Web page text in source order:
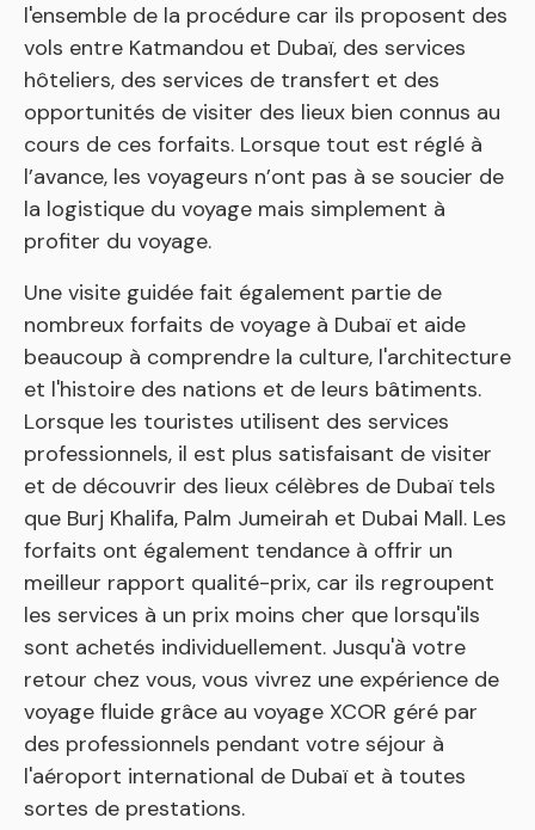
l'ensemble de la procédure car ils proposent des
vols entre Katmandou et Dubaï, des services
hôteliers, des services de transfert et des
opportunités de visiter des lieux bien connus au
cours de ces forfaits. Lorsque tout est réglé à
l’avance, les voyageurs n’ont pas à se soucier de
la logistique du voyage mais simplement à
profiter du voyage.
Une visite guidée fait également partie de
nombreux forfaits de voyage à Dubaï et aide
beaucoup à comprendre la culture, l'architecture
et l'histoire des nations et de leurs bâtiments.
Lorsque les touristes utilisent des services
professionnels, il est plus satisfaisant de visiter
et de découvrir des lieux célèbres de Dubaï tels
que Burj Khalifa, Palm Jumeirah et Dubai Mall. Les
forfaits ont également tendance à offrir un
meilleur rapport qualité-prix, car ils regroupent
les services à un prix moins cher que lorsqu'ils
sont achetés individuellement. Jusqu'à votre
retour chez vous, vous vivrez une expérience de
voyage fluide grâce au voyage XCOR géré par
des professionnels pendant votre séjour à
l'aéroport international de Dubaï et à toutes
sortes de prestations.